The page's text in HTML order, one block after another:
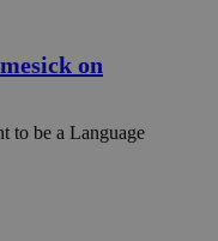
on
to be a Language